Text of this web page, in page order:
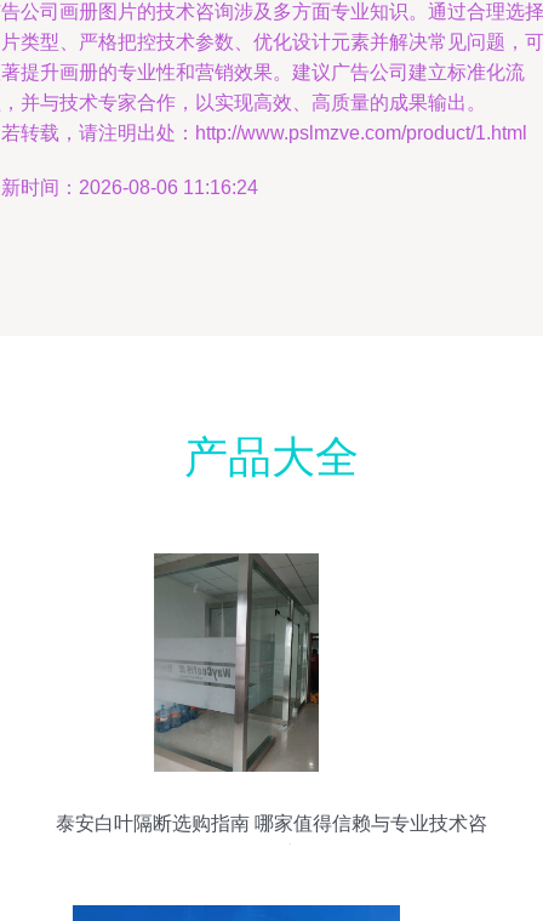
公司画册图片的技术咨询涉及多方面专业知识。通过合理选择
类型、严格把控技术参数、优化设计元素并解决常见问题，可
提升画册的专业性和营销效果。建议广告公司建立标准化流
并与技术专家合作，以实现高效、高质量的成果输出。
转载，请注明出处：http://www.pslmzve.com/product/1.html
时间：2026-08-06 11:16:24
产品大全
泰安白叶隔断选购指南 哪家值得信赖与专业技术咨